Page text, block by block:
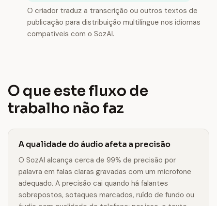
O criador traduz a transcrição ou outros textos de
publicação para distribuição multilíngue nos idiomas
compatíveis com o SozAI.
O que este fluxo de
trabalho não faz
A qualidade do áudio afeta a precisão
O SozAI alcança cerca de 99% de precisão por
palavra em falas claras gravadas com um microfone
adequado. A precisão cai quando há falantes
sobrepostos, sotaques marcados, ruído de fundo ou